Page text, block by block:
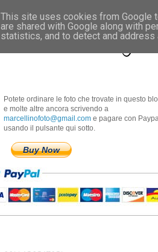
Marcellino
Potete ordinare le foto che trovate in questo
e molte altre ancora scrivendo a
marcellinofoto@gmail.com e pagare con
usando il pulsante qui sotto.
Buy Now
This site uses cookies from Google
are shared with Google along with
statistics, and to detect and address